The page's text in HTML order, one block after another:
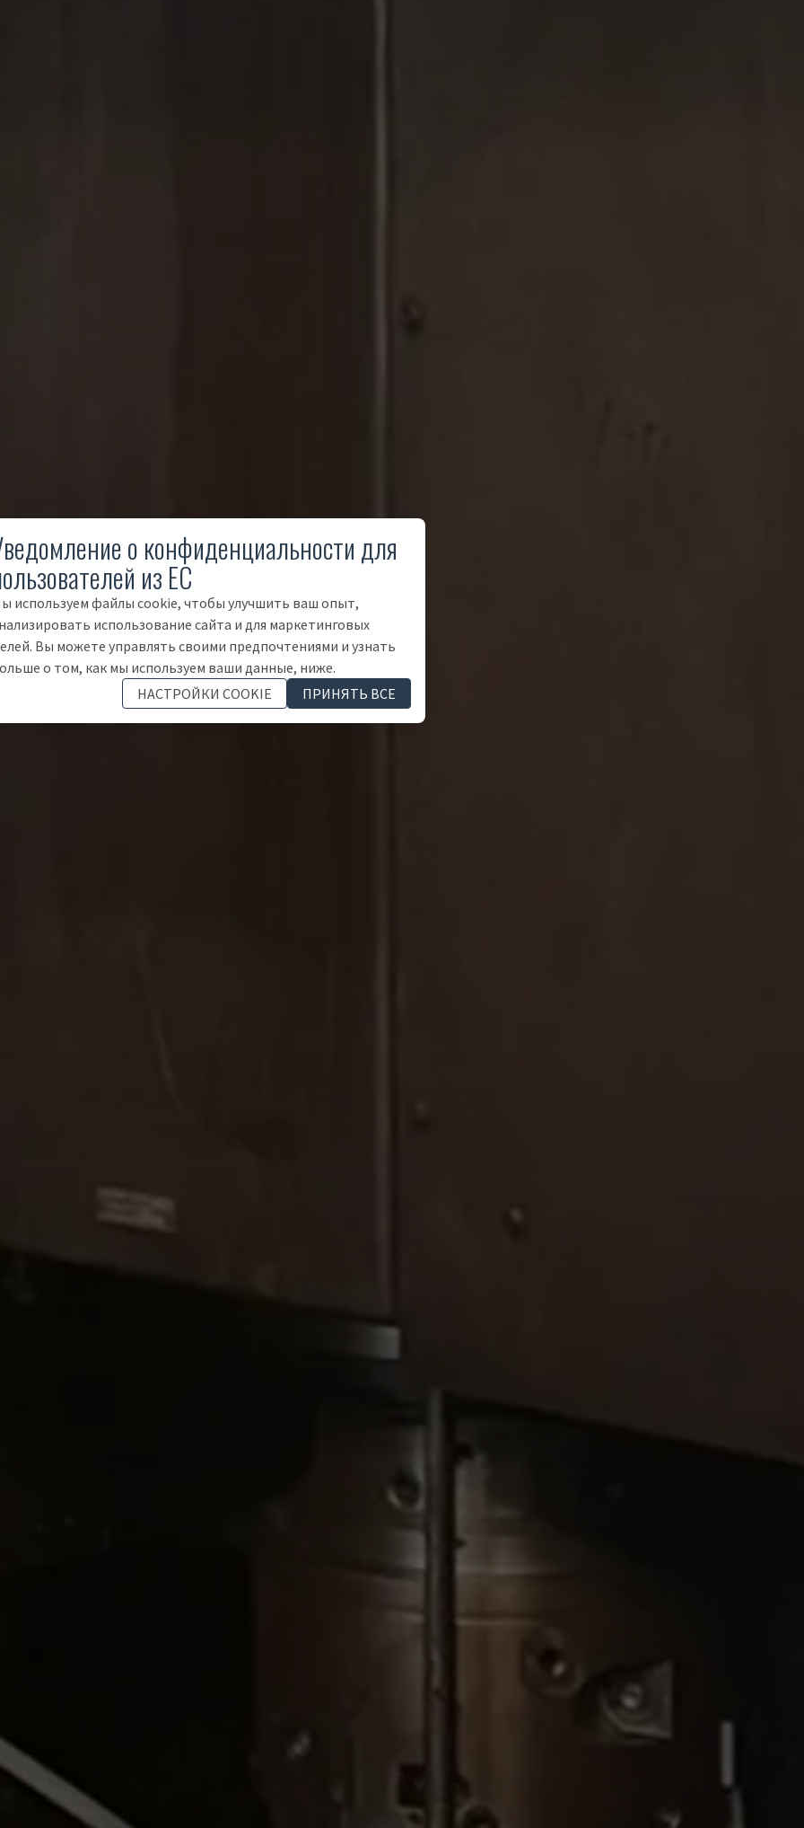
о конфиденциальности для
из ЕС
используем файлы cookie, чтобы улучшить ваш опыт,
использование сайта и для маркетинговых
Вы можете управлять своими предпочтениями и узнать
о том, как мы используем ваши данные, ниже.
НАСТРОЙКИ COOKIE
ПРИНЯТЬ ВСЕ